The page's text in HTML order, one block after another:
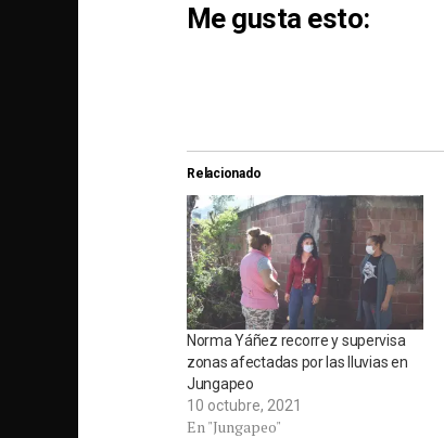
Me gusta esto:
Relacionado
Norma Yáñez recorre y supervisa
zonas afectadas por las lluvias en
Jungapeo
10 octubre, 2021
En "Jungapeo"